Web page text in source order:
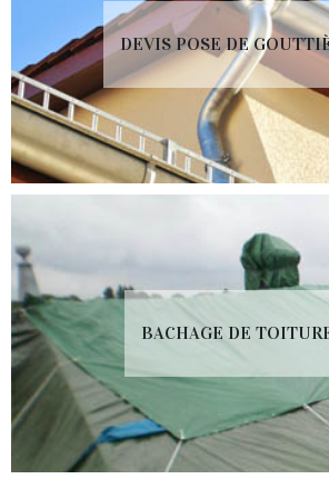
DEVIS POSE DE
BACHAGE DE